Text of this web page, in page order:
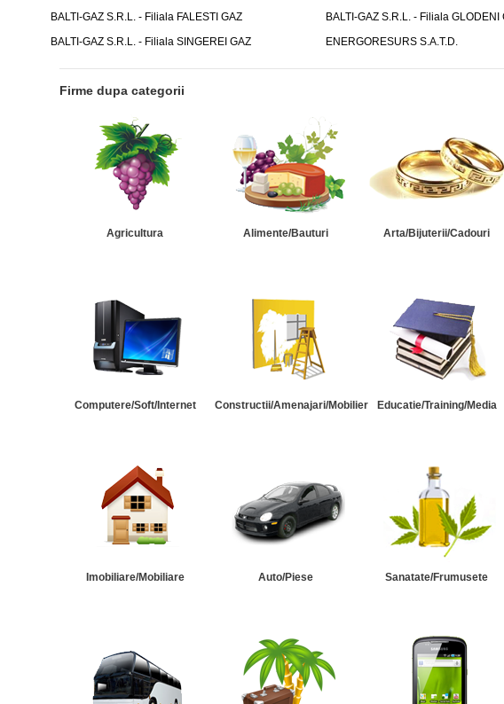
BALTI-GAZ S.R.L. - Filiala FALESTI GAZ
BALTI-GAZ S.R.L. - Filiala GLODENI
BALTI-GAZ S.R.L. - Filiala SINGEREI GAZ
ENERGORESURS S.A.T.D.
Firme dupa categorii
Agricultura Alimente/Bauturi Arta/Bijuterii/Cadouri
Computere/Soft/Internet Constructii/Amenajari/Mobilier Educatie/Training/Media
Imobiliare/Mobiliare Auto/Piese Sanatate/Frumusete